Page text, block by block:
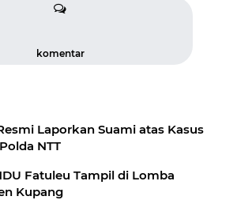
komentar
Laporkan Suami atas Kasus
NTT
Fatuleu Tampil di Lomba
Kupang